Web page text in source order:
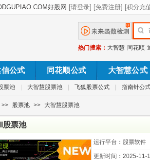
热门搜索： 大智慧 同花顺
公式 同花顺公式 大智慧公式
票池 大智慧股票池 飞狐股票公式 指南针公
>> 股票池 >> 大智慧股票池
股票池
运行平台： 股票软件
更新时间： 2025-11-